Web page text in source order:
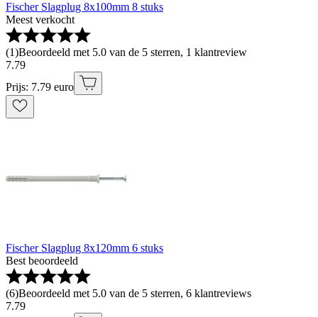
Fischer Slagplug 8x100mm 8 stuks
Meest verkocht
(1)Beoordeeld met 5.0 van de 5 sterren, 1 klantreview
7.79
Prijs: 7.79 euro
Fischer Slagplug 8x120mm 6 stuks
Best beoordeeld
(6)Beoordeeld met 5.0 van de 5 sterren, 6 klantreviews
7.79